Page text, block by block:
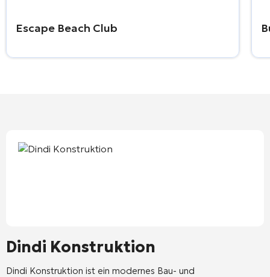
Escape Beach Club
Dindi Konstruktion
Dindi Konstruktion ist ein modernes Bau- und